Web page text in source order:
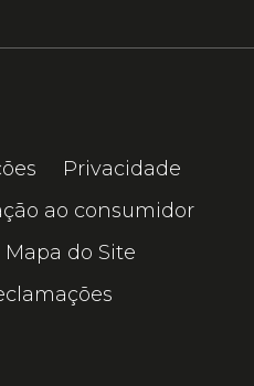
Privacidade
ao consumidor
Mapa do Site